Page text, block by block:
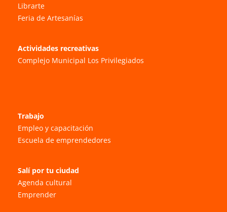
Librarte
Feria de Artesanías
Actividades recreativas
Complejo Municipal Los Privilegiados
Trabajo
Empleo y capacitación
Escuela de emprendedores
Salí por tu ciudad
Agenda cultural
Emprender